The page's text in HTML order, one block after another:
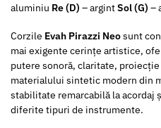
aluminiu Re (D) – argintSol (G) –
Corzile Evah Pirazzi Neosunt
mai exigente cerințe artistice,
putere sonoră, claritate,
materialului sintetic modern din
stabilitate remarcabilă la acordaj
diferite tipuri de instrumente.